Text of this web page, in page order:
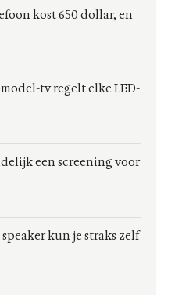
kost 650 dollar, en
tv regelt elke LED-
een screening voor
kun je straks zelf